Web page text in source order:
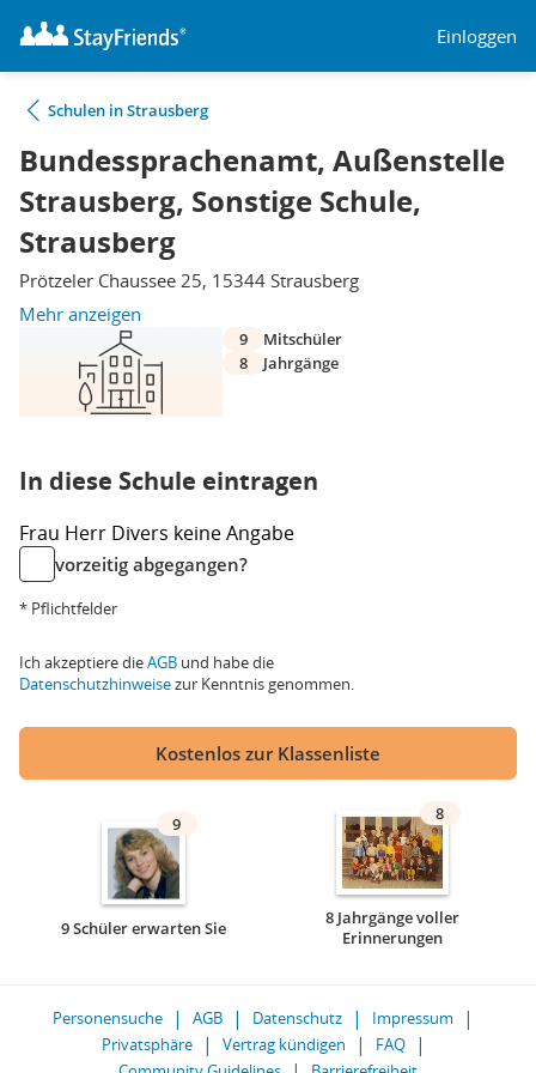
Einloggen
Schulen in Strausberg
Bundessprachenamt, Außenstelle
Strausberg, Sonstige Schule,
Strausberg
Prötzeler Chaussee 25, 15344 Strausberg
Mehr anzeigen
9
Mitschüler
8
Jahrgänge
In diese Schule eintragen
Frau Herr Divers keine Angabe
vorzeitig abgegangen?
* Pflichtfelder
Ich akzeptiere dieAGB und habe die
Datenschutzhinweisezur Kenntnis genommen.
Kostenlos zur Klassenliste
9
9 Schüler erwarten Sie
8
8 Jahrgänge voller
Erinnerungen
Personensuche AGB Datenschutz
Impressum
Privatsphäre
Vertrag kündigen
FAQ